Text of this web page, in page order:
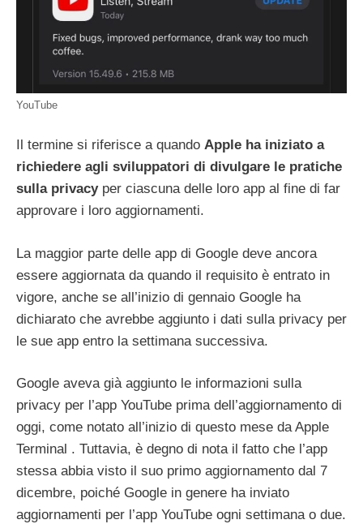
YouTube
Il termine si riferisce a quando Apple ha iniziato a
richiedere agli sviluppatori di divulgare le pratiche
sulla privacyper ciascuna delle loro app al fine di far
approvare i loro aggiornamenti.
La maggior parte delle app di Google deve ancora
essere aggiornata da quando il requisito è entrato in
vigore, anche se all’inizio di gennaio Google ha
dichiarato che avrebbe aggiunto i dati sulla privacy per
le sue app entro la settimana successiva.
Google aveva già aggiunto le informazioni sulla
privacy per l’app YouTube prima dell’aggiornamento di
oggi, come notato all’inizio di questo mese da Apple
Terminal . Tuttavia, è degno di nota il fatto che l’app
stessa abbia visto il suo primo aggiornamento dal 7
dicembre, poiché Google in genere ha inviato
aggiornamenti per l’app YouTube ogni settimana o due.